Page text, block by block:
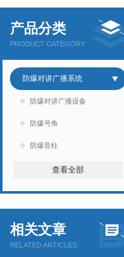
产品分类
PRODUCT CATEGORY
防爆对讲广播系统
防爆对讲广播设备
防爆号角
防爆音柱
查看全部
相关文章
RELATED ARTICLES